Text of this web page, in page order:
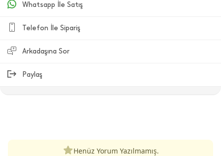
Whatsapp İle Satış
Telefon İle Sipariş
Arkadaşına Sor
Paylaş
Henüz Yorum Yazılmamış.